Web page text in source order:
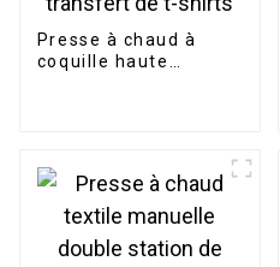
Presse à chaud à
coquille haute